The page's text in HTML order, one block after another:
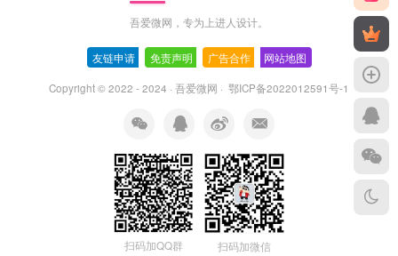
吾爱微网，专为上进人设计。
友链申请 免责声明 广告合作 网站地图
Copyright © 2022 - 2024 · 吾爱微网 · 鄂ICP备2022012591号-1
扫码加QQ群 扫码加微信